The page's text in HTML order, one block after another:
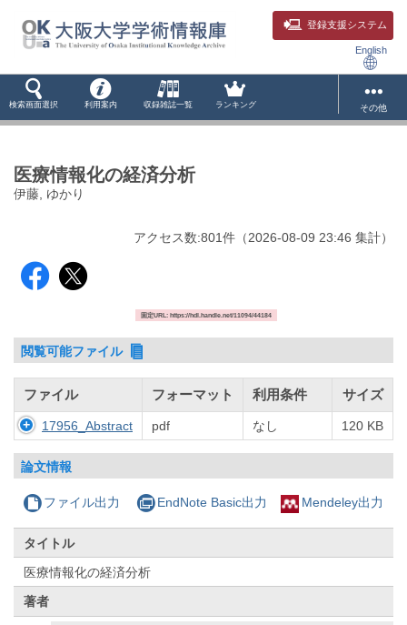
登録支援システム
English
検索画面選択 利用案内 収録雑誌一覧 ランキング その他
医療情報化の経済分析
伊藤, ゆかり
アクセス数:801件 （2026-08-09 23:46 集計）
固定URL: https://hdl.handle.net/11094/44184
閲覧可能ファイル
ファイル フォーマット 利用条件 サイズ
17956_Abstract pdf なし 120 KB
論文情報
ファイル出力 EndNote Basic出力 Mendeley出力
タイトル
医療情報化の経済分析
著者